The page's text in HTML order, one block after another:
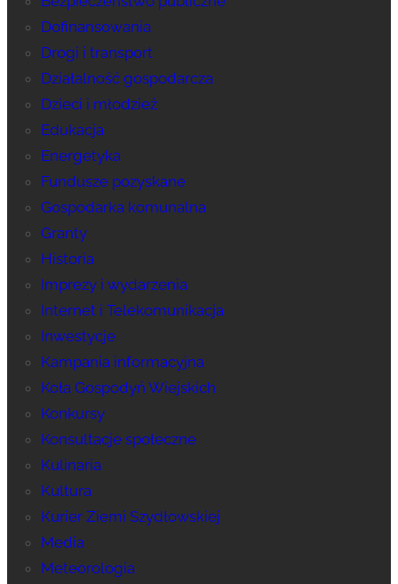
Dofinansowania
Drogi i transport
Działalność gospodarcza
Dzieci i młodzież
Edukacja
Energetyka
Fundusze pozyskane
Gospodarka komunalna
Granty
Historia
Imprezy i wydarzenia
Internet i Telekomunikacja
Inwestycje
Kampania informacyjna
Koła Gospodyń Wiejskich
Konkursy
Konsultacje społeczne
Kulinaria
Kultura
Kurier Ziemi Szydłowskiej
Media
Meteorologia